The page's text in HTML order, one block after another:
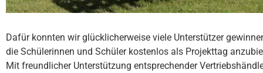
Dafür konnten wir glücklicherweise viele Unterstützer
die Schülerinnen und Schüler kostenlos als Projekttag
Mit freundlicher Unterstützung entsprechender